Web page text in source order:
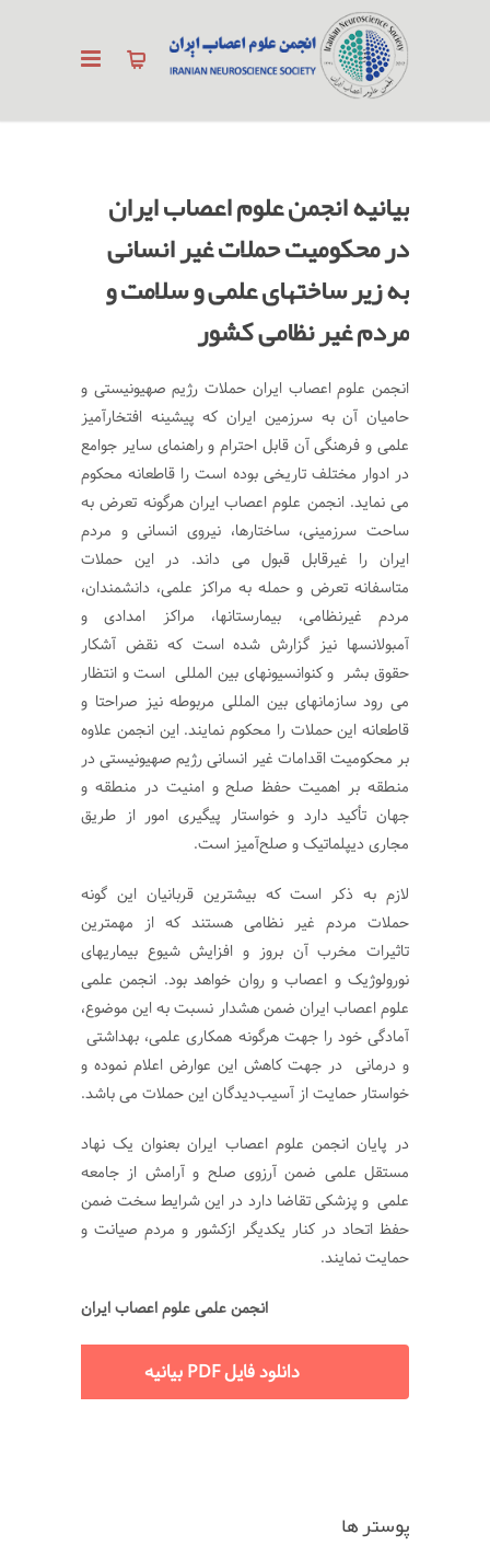
بیانیه انجمن علوم اعصاب ایران
در محکومیت حملات غیر انسانی
به زیر ساختهای علمی و سلامت و
مردم غیر نظامی کشور
انجمن علوم اعصاب ایران حملات رژیم صهیونیستی و
حامیان آن به سرزمین ایران که پیشینه افتخارآمیز
علمی و فرهنگی آن قابل احترام و راهنمای سایر جوامع
در ادوار مختلف تاریخی بوده است را قاطعانه محکوم
می نماید. انجمن علوم اعصاب ایران هرگونه تعرض به
ساحت سرزمینی، ساختارها، نیروی انسانی و مردم
ایران را غیرقابل قبول می داند. در این حملات
متاسفانه تعرض و حمله به مراکز علمی، دانشمندان،
مردم غیرنظامی، بیمارستانها، مراکز امدادی و
آمبولانسها نیز گزارش شده است که نقض آشکار
حقوق بشر و کنوانسیونهای بین المللی است و انتظار
می رود سازمانهای بین المللی مربوطه نیز صراحتا و
قاطعانه این حملات را محکوم نمایند. این انجمن علاوه
بر محکومیت اقدامات غیر انسانی رژیم صهیونیستی در
منطقه بر اهمیت حفظ صلح و امنیت در منطقه و
جهان تأکید دارد و خواستار پیگیری امور از طریق
مجاری دیپلماتیک و صلح‌آمیز است.
لازم به ذکر است که بیشترین قربانیان این گونه
حملات مردم غیر نظامی هستند که از مهمترین
تاثیرات مخرب آن بروز و افزایش شیوع بیماریهای
نورولوژیک و اعصاب و روان خواهد بود. انجمن علمی
علوم اعصاب ایران ضمن هشدار نسبت به این موضوع،
آمادگی خود را جهت هرگونه همکاری علمی، بهداشتی
و درمانی در جهت کاهش این عوارض اعلام نموده و
خواستار حمایت از آسیب‌دیدگان این حملات می باشد.
در پایان انجمن علوم اعصاب ایران بعنوان یک نهاد
مستقل علمی ضمن آرزوی صلح و آرامش از جامعه
علمی و پزشکی تقاضا دارد در این شرایط سخت ضمن
حفظ اتحاد در کنار یکدیگر ازکشور و مردم صیانت و
حمایت نمایند.
انجمن علمی علوم اعصاب ایران
دانلود فایل PDF بیانیه
پوستر ها